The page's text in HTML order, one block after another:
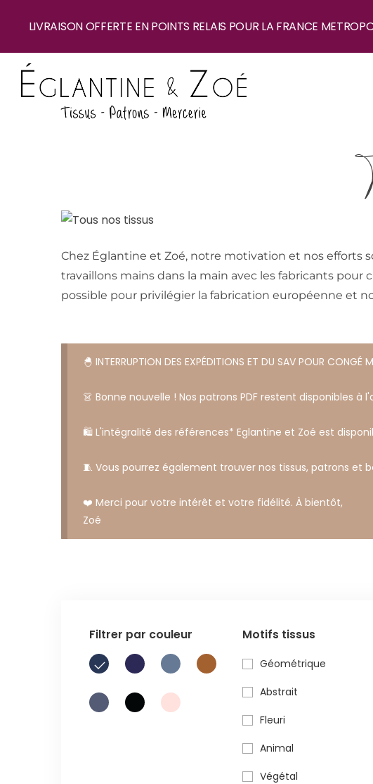
LIVRAISON OFFERTE EN POINTS RELAIS POUR LA FRANCE
Chez Églantine et Zoé, notre motivation et nos efforts
travaillons mains dans la main avec les fabricants
possible pour privilégier la fabrication européenne et
🐣 INTERRUPTION DES EXPÉDITIONS ET DU SAV POUR CONGÉ
👗 Bonne nouvelle ! Nos patrons PDF restent disponibles à
🛍️ L'intégralité des références* Eglantine et Zoé est
🧵 Vous pourrez également trouver nos tissus, patrons et
❤️ Merci pour votre intérêt et votre fidélité. À bientôt,
Zoé
Filtrer par couleur Motifs tissus
Géométrique
Abstrait
Fleuri
Animal
Végétal